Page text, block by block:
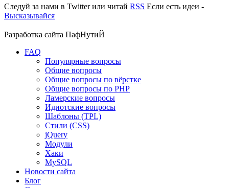
Следуй за нами в Twitterили читай RSS Если есть идеи -
Высказывайся
Разработка сайта ПафНутиЙ
FAQ
Популярные вопросы
Общие вопросы
Общие вопросы по вёрстке
Общие вопросы по PHP
Ламерские вопросы
Идиотские вопросы
Шаблоны (TPL)
Стили (CSS)
jQuery
Модули
Хаки
MySQL
Новости сайта
Блог